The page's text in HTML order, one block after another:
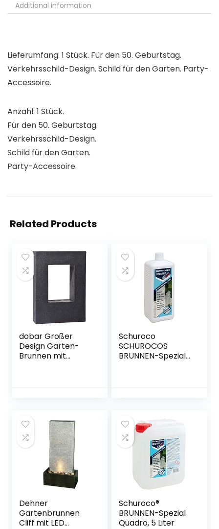
Additional information
Lieferumfang: 1 Stück. Für den 50. Geburtstag.
Verkehrsschild-Design. Schild für den Garten. Party-
Accessoire.
Anzahl: 1 Stück.
Für den 50. Geburtstag.
Verkehrsschild-Design.
Schild für den Garten.
Party-Accessoire.
Related Products
dobar Großer
Design Garten-
Brunnen mit
Schuroco
SCHUROCOS
BRUNNEN-Spezial
Dehner
Gartenbrunnen
Cliff mit LED
Schuroco®
BRUNNEN-Spezial
Quadro, 5 Liter